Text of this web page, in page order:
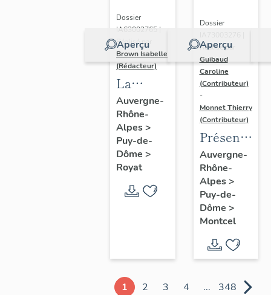
Aperçu
Dossier
IA63002765 |
Réalisé par
Brown Isabelle
(Rédacteur)
La
station
thermale
de
Royat-
Chamalières
Auvergne-
Rhône-
Alpes>
Puy-de-
Dôme >
Royat
Aperçu
Dossier
Réalisé par
Guibaud
Caroline
(Contributeur)
-
Monnet Thierry
(Contributeur)
de la
commune
de
Montcel
Auvergne-
Rhône-
Alpes>
Puy-de-
Dôme >
Montcel
1 2 3 4 ... 348